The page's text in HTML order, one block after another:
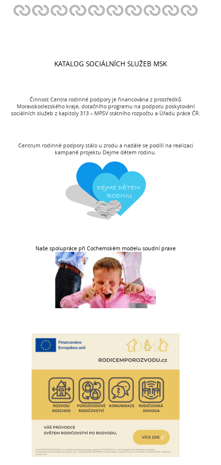
KATALOG SOCIÁLNÍCH SLUŽEB MSK
Činnost Centra rodinné podpory je financována z prostředků
Moravskoslezského kraje, dotačního programu na podporu poskytování
sociálních služeb z kapitoly 313 – MPSV státního rozpočtu a Úřadu práce ČR.
Centrum rodinné podpory stálo u zrodu a nadále se podílí na realizaci
kampaně projektu Dejme dětem rodinu.
Naše spolupráce při Cochemském modelu soudní praxe